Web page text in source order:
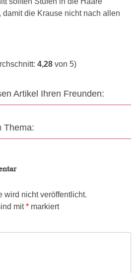
die Krause nicht nach allen
4,28 von 5)
Artikel Ihren Freunden:
Thema:
wird nicht veröffentlicht.
mit* markiert